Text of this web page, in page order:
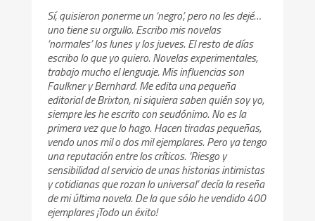
Sí, quisieron ponerme un ‘negro’, pero no les dejé…
uno tiene su orgullo. Escribo mis novelas
‘normales’ los lunes y los jueves. El resto de días
escribo lo que yo quiero. Novelas experimentales,
trabajo mucho el lenguaje. Mis influencias son
Faulkner y Bernhard. Me edita una pequeña
editorial de Brixton, ni siquiera saben quién soy yo,
siempre les he escrito con seudónimo. No es la
primera vez que lo hago. Hacen tiradas pequeñas,
vendo unos mil o dos mil ejemplares. Pero ya tengo
una reputación entre los críticos. ‘Riesgo y
sensibilidad al servicio de unas historias intimistas
y cotidianas que rozan lo universal’ decía la reseña
de mi última novela. De la que sólo he vendido 400
ejemplares ¡Todo un éxito!